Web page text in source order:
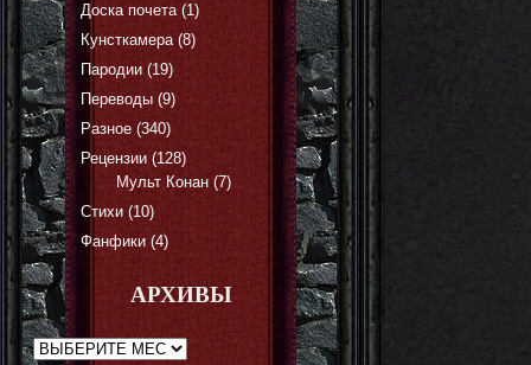
Доска почета(1)
Кунсткамера(8)
Пародии (19)
Переводы (9)
Разное (340)
Рецензии (128)
Мульт Конан (7)
Стихи (10)
Фанфики (4)
АРХИВЫ